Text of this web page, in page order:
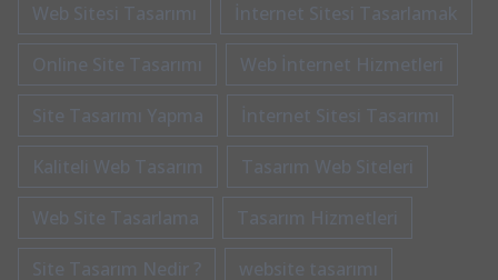
Web Sitesi Tasarımı İnternet Sitesi Tasarlamak
Online Site Tasarımı Web İnternet Hizmetleri
Site Tasarımı Yapma İnternet Sitesi Tasarımı
Kaliteli Web Tasarım Tasarım Web Siteleri
Web Site Tasarlama Tasarım Hizmetleri
Site Tasarım Nedir ? website tasarımı